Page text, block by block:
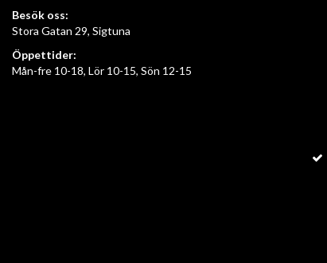
Besök oss:
Stora Gatan 29, Sigtuna
Öppettider:
Mån-fre 10-18, Lör 10-15, Sön 12-15